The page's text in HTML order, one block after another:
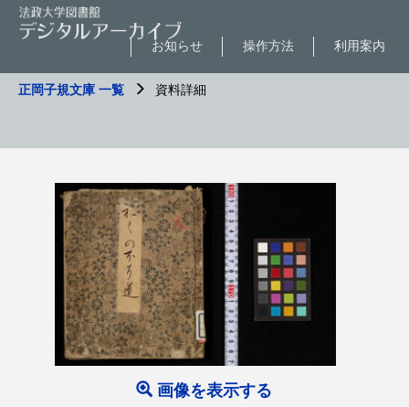
利用案内
操作方法
お知らせ
正岡子規文庫 一覧 資料詳細
画像を表示する